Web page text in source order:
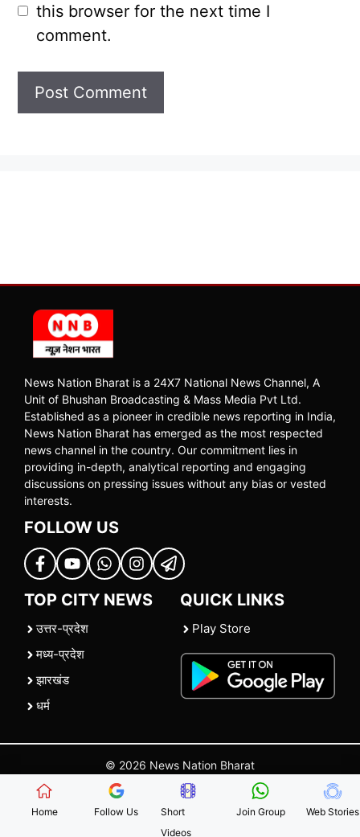
this browser for the next time I
comment.
News Nation Bharat is a 24X7 National News Channel, A
Unit of Bhushan Broadcasting & Mass Media Pvt Ltd.
Established as a pioneer in credible news reporting in India,
News Nation Bharat has emerged as the most respected
news channel in the country. Our commitment lies in
providing in-depth, analytical reporting and engaging
discussions on pressing issues without any bias or vested
interests.
FOLLOW US
TOP CITY NEWS
उत्तर-प्रदेश
मध्य-प्रदेश
झारखंड
धर्म
QUICK LINKS
Play Store
© 2026 News Nation Bharat
Home| |Contact Us |Policies Terms and Conditions
Home Follow Us
Short
Videos
Join Group Web Stories